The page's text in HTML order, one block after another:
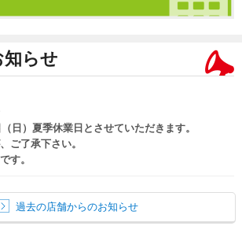
知らせ
日）夏季休業日とさせていただきます。
ご了承下さい。
す。
過去の店舗からのお知らせ